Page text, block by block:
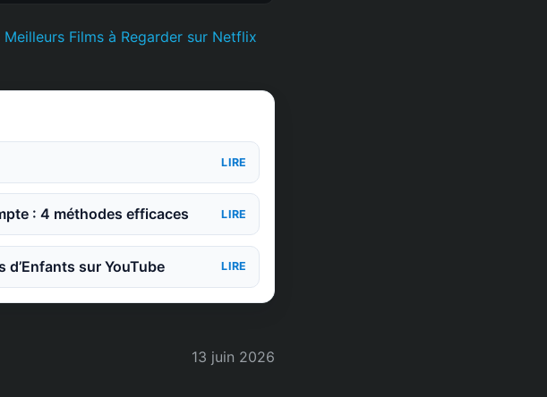
Films à Regarder sur Netflix
LIRE
: 4 méthodes efficaces LIRE
sur YouTube LIRE
13 juin 2026